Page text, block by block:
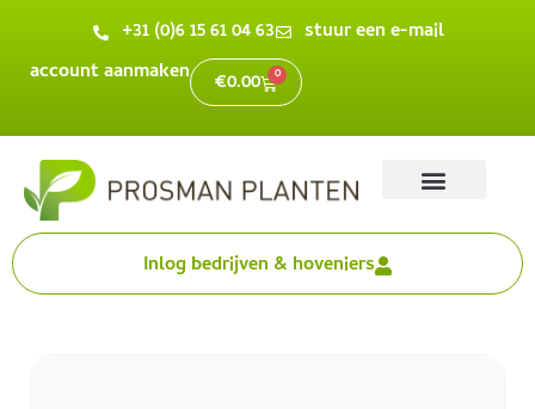
+31 (0)6 15 61 04 63
stuur een e-mail
account aanmaken
€0.00 0
Inlog bedrijven & hoveniers